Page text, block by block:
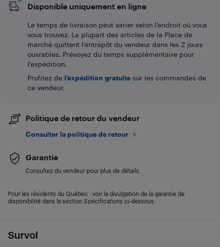
Survol
Disponible uniquement en ligne
Le temps de livraison peut varier selon l'endroit où vous
vous trouvez. La plupart des articles de la Place de
marché quittent l’entrepôt du vendeur dans les 2 jours
ouvrables. Prévoyez du temps supplémentaire pour
l’expédition.
Profitez de l'expédition gratuite sur les commandes de
ce vendeur.
Politique de retour du vendeur
Consulter la politique de retour
Garantie
Consultez du vendeur pour plus de détails.
Pour les résidents du Québec : voir la divulgation de la garantie de
disponibilité dans la section Spécifications ci-dessous.